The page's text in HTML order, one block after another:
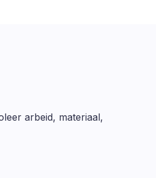
arbeid, materiaal,